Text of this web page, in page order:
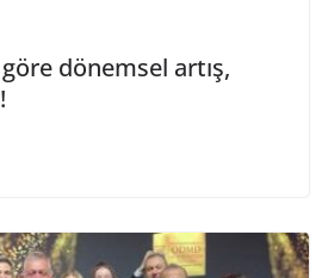
dönemsel artış,